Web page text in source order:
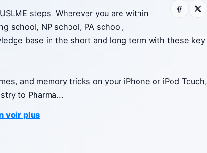
Facebook
steps. Wherever you are within
school, NP school, PA school,
base in the short and long term with these key
and memory tricks on your iPhone or iPod Touch,
to Pharma...
voir plus